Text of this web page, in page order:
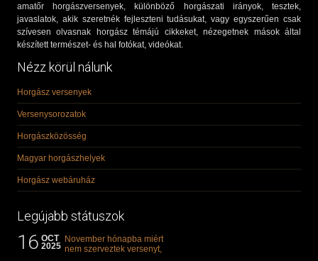
amatőr horgászversenyek, különböző horgászati irányok, tesztek,
javaslatok, akik szeretnék fejleszteni tudásukat, vagy egyszerűen csak
szívesen olvasnak horgász témájú cikkeket, nézegetnek mások által
készített természet- és hal fotókat, videókat.
Nézz körül nálunk
Horgász versenyek
Versenysorozatok
Horgászközösség
Magyar horgászhelyek
Horgász webáruház
Legújabb státuszok
16 OCT
2025
November hónapba miért
nem szerveztek versenyt,